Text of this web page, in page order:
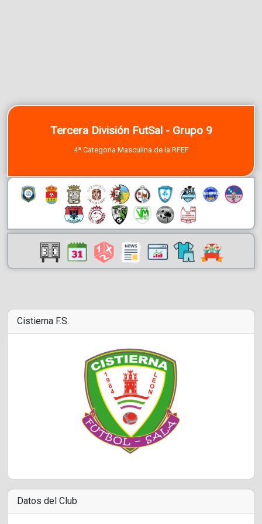
Tercera División FutSal - Grupo 9
4ª Categoría Masculina de la RFEF
Cistierna F.S.
Datos del Club